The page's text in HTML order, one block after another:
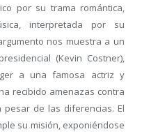
por su trama romántica,
interpretada por su
nos muestra a un
(Kevin Costner),
a una famosa actriz y
recibido amenazas contra
de las diferencias. El
su misión, exponiéndose